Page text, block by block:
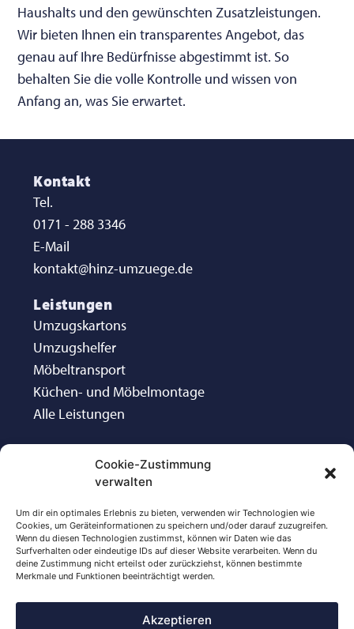
Cookie-Zustimmung
verwalten
Um dir ein optimales Erlebnis zu bieten, verwenden wir Technologien wie
Cookies, um Geräteinformationen zu speichern und/oder darauf zuzugreifen.
Wenn du diesen Technologien zustimmst, können wir Daten wie das
Surfverhalten oder eindeutige IDs auf dieser Website verarbeiten. Wenn du
deine Zustimmung nicht erteilst oder zurückziehst, können bestimmte
Merkmale und Funktionen beeinträchtigt werden.
Akzeptieren
Haushalts und den gewünschten Zusatzleistungen.
Wir bieten Ihnen ein transparentes Angebot, das
genau auf Ihre Bedürfnisse abgestimmt ist. So
behalten Sie die volle Kontrolle und wissen von
Anfang an, was Sie erwartet.
Kontakt
Tel.
0171 - 288 3346
E-Mail
kontakt@hinz-umzuege.de
Leistungen
Umzugskartons
Umzugshelfer
Möbeltransport
Küchen- und Möbelmontage
Alle Leistungen
Infos
Datenschutz
AGB